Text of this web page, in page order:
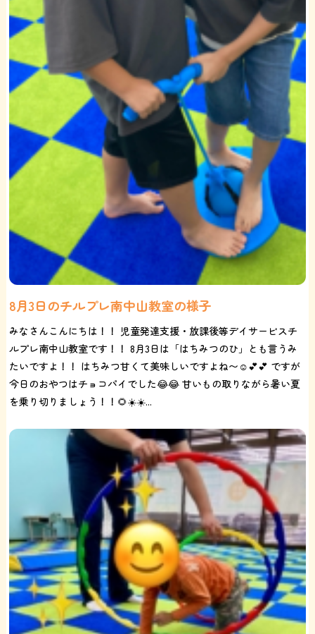
8月3日のチルプレ南中山教室の様子
みなさんこんにちは！！ 児童発達支援・放課後等デイサービスチ
ルプレ南中山教室です！！ 8月3日は「はちみつのひ」とも言うみ
たいですよ！！ はちみつ甘くて美味しいですよね〜☺️💕💕 ですが
今日のおやつはチョコパイでした😂😂 甘いもの取りながら暑い夏
を乗り切りましょう！！🌻☀️☀️...